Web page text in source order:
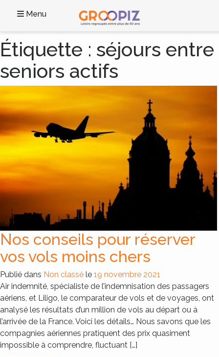
Menu
Étiquette : séjours entre
seniors actifs
Nos conseils pour réserver
vos vols moins chers
Publié dans Non classé le 19 novembre 2021
Air indemnité, spécialiste de l’indemnisation des passagers
aériens, et Liligo, le comparateur de vols et de voyages, ont
analysé les résultats d’un million de vols au départ ou à
l’arrivée de la France. Voici les détails… Nous savons que les
compagnies aériennes pratiquent des prix quasiment
impossible à comprendre, fluctuant […]